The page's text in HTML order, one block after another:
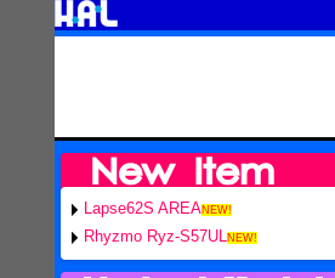
Lapse62S AREANEW!
Rhyzmo Ryz-S57ULNEW!